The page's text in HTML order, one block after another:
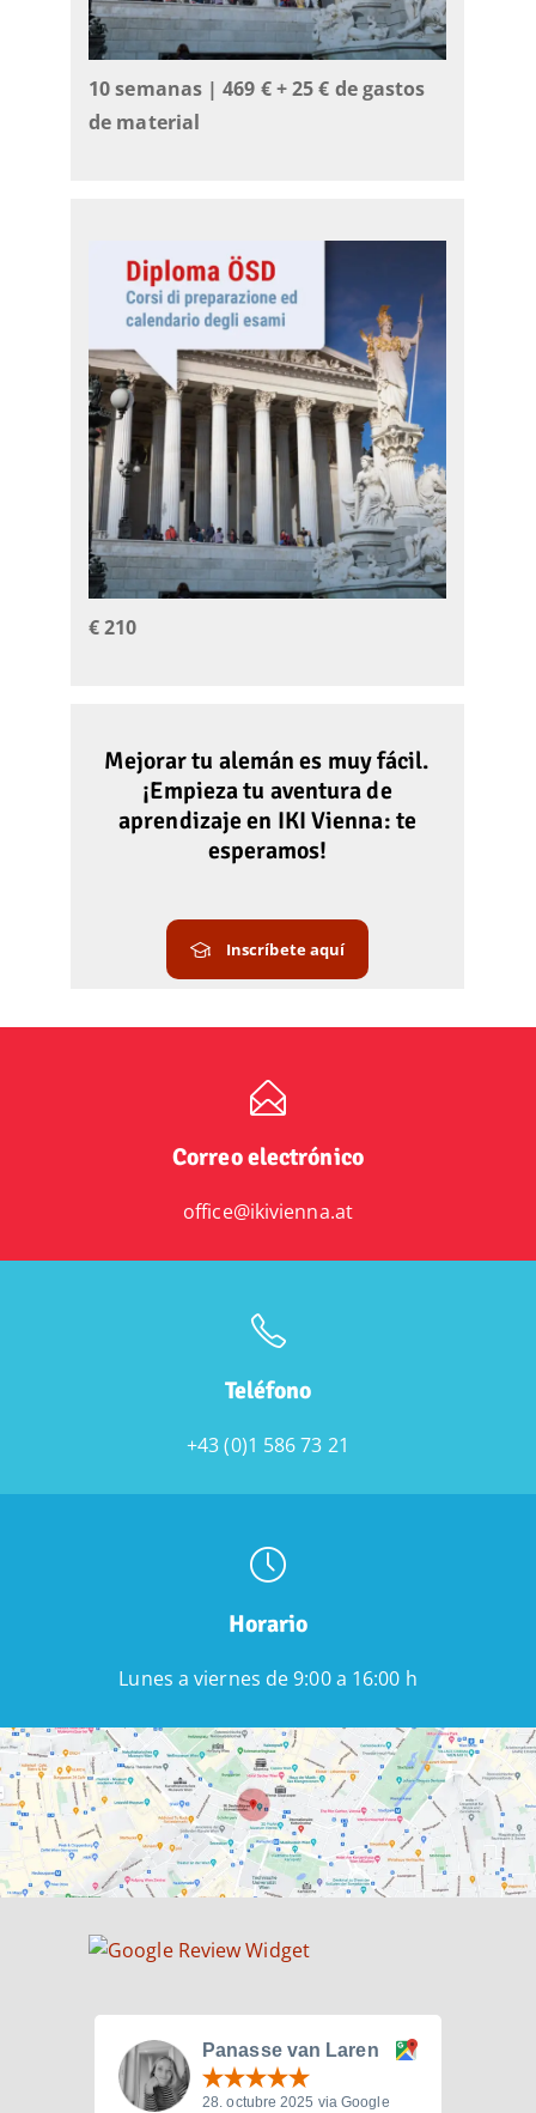
10 semanas | 469 €+ 25 € de gastos
de material
€ 210
Mejorar tu alemán es muy fácil.
¡Empieza tu aventura de
aprendizaje en IKI Vienna: te
esperamos!
Inscríbete aquí
Correo electrónico
office@ikivienna.at
Teléfono
+43 (0)1 586 73 21
Horario
Lunes a viernes de 9:00 a 16:00 h
Panasse van Laren
28. octubre 2025 via Google